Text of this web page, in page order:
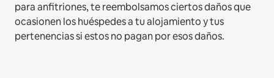
para anfitriones, te reembolsamos ciertos daños que
ocasionen los huéspedes a tu alojamiento y tus
pertenencias si estos no pagan por esos daños.